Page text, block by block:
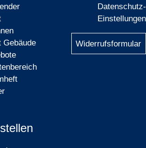
Gebäude
Datenschutz-
Einstellungen
Widerrufsformular